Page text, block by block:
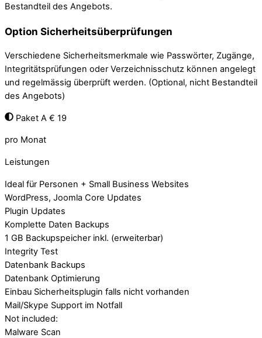
Bestandteil des Angebots.
Option Sicherheitsüberprüfungen
Verschiedene Sicherheitsmerkmale wie Passwörter, Zugänge,
Integritätsprüfungen oder Verzeichnisschutz können angelegt
und regelmässig überprüft werden. (Optional, nicht Bestandteil
des Angebots)
Paket A € 19
pro Monat
Leistungen
Ideal für Personen + Small Business Websites
WordPress, Joomla Core Updates
Plugin Updates
Komplette Daten Backups
1 GB Backupspeicher inkl. (erweiterbar)
Integrity Test
Datenbank Backups
Datenbank Optimierung
Einbau Sicherheitsplugin falls nicht vorhanden
Mail/Skype Support im Notfall
Not included:
Malware Scan